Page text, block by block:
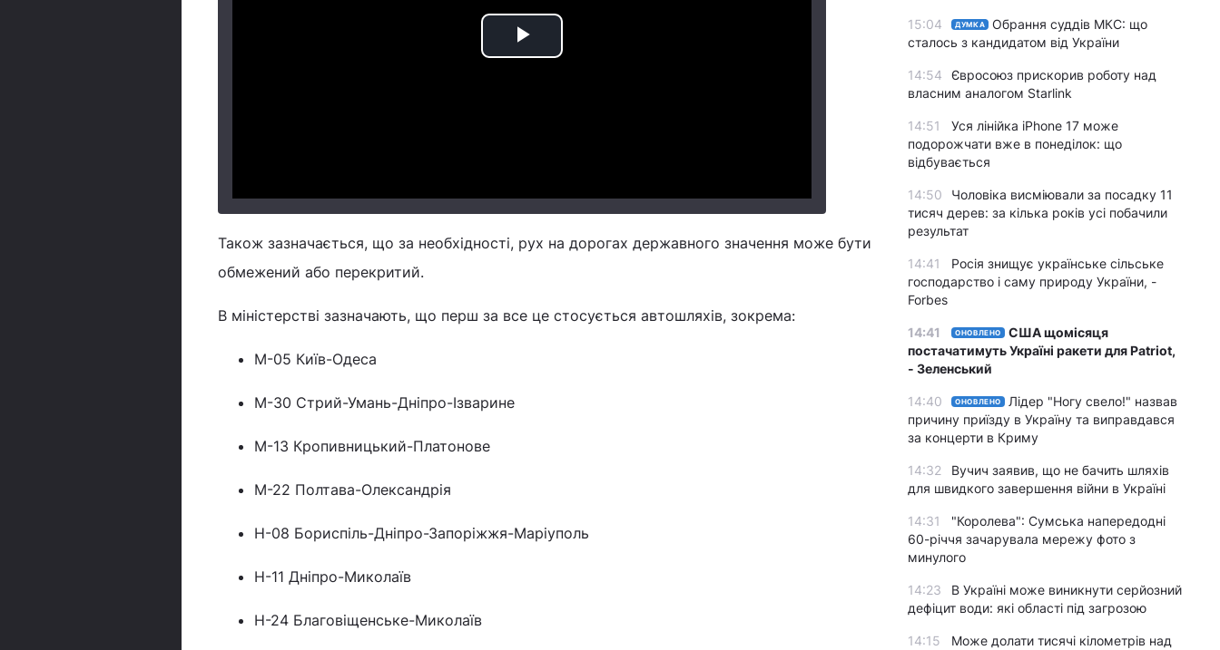
Play
Також зазначається, що за необхідності, рух на дорогах державного значення може бути
обмежений або перекритий.
В міністерстві зазначають, що перш за все це стосується автошляхів, зокрема:
М-05 Київ-Одеса
М-30 Стрий-Умань-Дніпро-Ізварине
М-13 Кропивницький-Платонове
М-22 Полтава-Олександрія
Н-08 Бориспіль-Дніпро-Запоріжжя-Маріуполь
Н-11 Дніпро-Миколаїв
Н-24 Благовіщенське-Миколаїв
15:04 ДУМКА
Обрання суддів МКС: що
сталось з кандидатом від України
14:54
Євросоюз прискорив роботу над
власним аналогом Starlink
14:51
Уся лінійка iPhone 17 може
подорожчати вже в понеділок: що
відбувається
14:50
Чоловіка висміювали за посадку 11
тисяч дерев: за кілька років усі побачили
результат
14:41
Росія знищує українське сільське
господарство і саму природу України, -
Forbes
14:41 ОНОВЛЕНО
США щомісяця
постачатимуть Україні ракети для Patriot,
- Зеленський
14:40 ОНОВЛЕНО
Лідер "Ногу свело!" назвав
причину приїзду в Україну та виправдався
за концерти в Криму
14:32
Вучич заявив, що не бачить шляхів
для швидкого завершення війни в Україні
14:31
"Королева": Сумська напередодні
60-річчя зачарувала мережу фото з
минулого
14:23
В Україні може виникнути серйозний
дефіцит води: які області під загрозою
14:15
Може долати тисячі кілометрів над